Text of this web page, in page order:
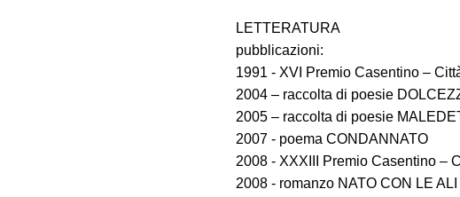
LETTERATURA
pubblicazioni:
1991 - XVI Premio Casentino –
2004 – raccolta di poesie
2005 – raccolta di poesie
2007 - poema CONDANNATO
2008 - XXXIII Premio Casentino –
2008 - romanzo NATO CON LE ALI